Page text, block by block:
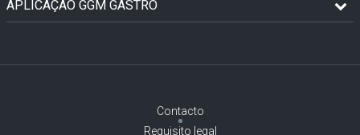
APLICAÇÃO GGM GASTRO
Contacto
Requisito legal